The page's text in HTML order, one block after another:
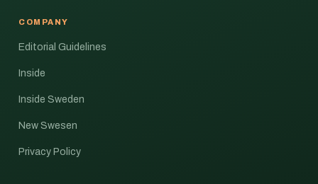
COMPANY
Editorial Guidelines
Inside
Inside Sweden
New Swesen
Privacy Policy